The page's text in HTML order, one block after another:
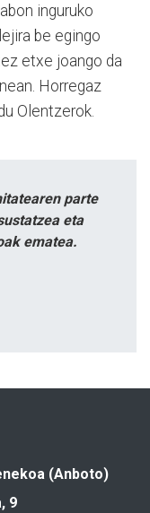
inguruko
be egingo
etxe joango da
Horregaz
Olentzerok.
parte
eta
ematea.
(Anboto)
9